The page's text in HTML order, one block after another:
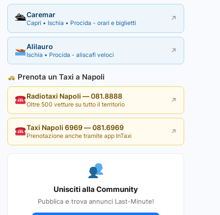
🛳Caremar
Capri • Ischia • Procida - orari e biglietti ↗
Alilauro
Ischia • Procida - aliscafi veloci ↗
Prenota un Taxi a Napoli
Radiotaxi Napoli — 081.8888
Oltre 500 vetture su tutto il territorio ↗
Taxi Napoli 6969 — 081.6969
Prenotazione anche tramite app InTaxi ↗
Unisciti alla Community
Pubblica e trova annunci Last-Minute!